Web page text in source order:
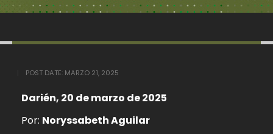
POST DATE: MARZO 21, 2025
Darién, 20 de marzo de 2025
Por: Noryssabeth Aguilar